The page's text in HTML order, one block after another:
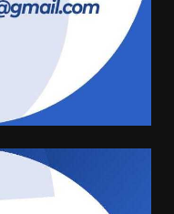
continua il piano
del
in Consiglio